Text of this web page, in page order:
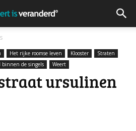
Het rijke roomse leven Klooster
Straten
binnen de singels Weert
ursulinen